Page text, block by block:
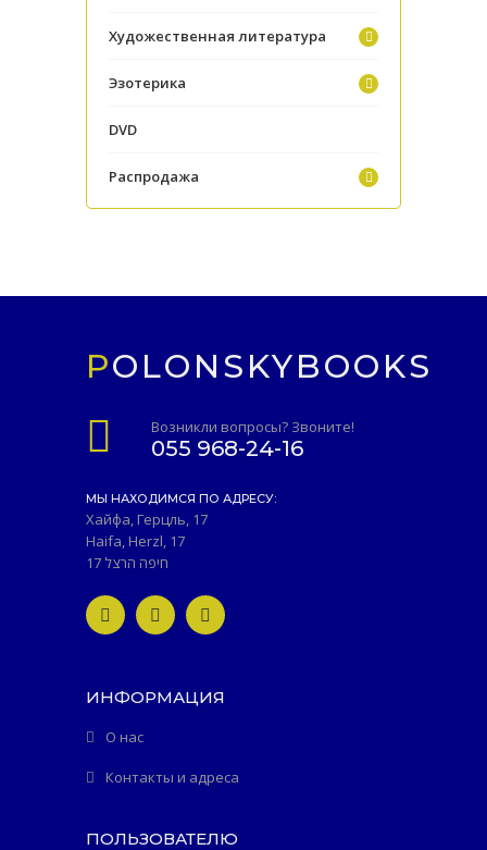
Художественная литература
Эзотерика
DVD
Распродажа
POLONSKYBOOKS
Возникли вопросы? Звоните!
055 968-24-16
МЫ НАХОДИМСЯ ПО АДРЕСУ:
Хайфа, Герцль, 17
Haifa, Herzl, 17
חיפה הרצל 17
ИНФОРМАЦИЯ
О нас
Контакты и адреса
ПОЛЬЗОВАТЕЛЮ